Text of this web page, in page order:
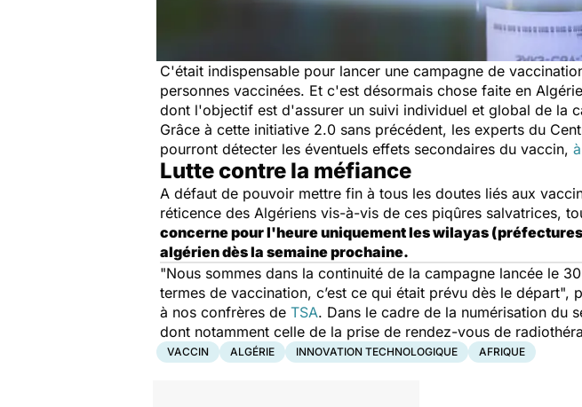
C'était indispensable pour lancer une campagne de
personnes vaccinées. Et c'est désormais chose faite en
dont l'objectif est d'assurer un suivi individuel et global de la
Grâce à cette initiative 2.0 sans précédent, les experts du
pourront détecter les éventuels effets secondaires du vaccin,
Lutte contre la méfiance
A défaut de pouvoir mettre fin à tous les doutes liés aux
réticence des Algériens vis-à-vis de ces piqûres salvatrices,
concerne pour l'heure uniquement les wilayas
algérien dès la semaine prochaine.
"Nous sommes dans la continuité de la campagne lancée le
termes de vaccination, c’est ce qui était prévu dès le départ",
à nos confrères de TSA. Dans le cadre de la numérisation du
dont notamment celle de la prise de rendez-vous de
VACCIN ALGÉRIE INNOVATION TECHNOLOGIQUE AFRIQUE